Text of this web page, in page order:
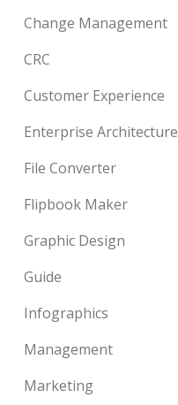
Change Management
CRC
Customer Experience
Enterprise Architecture
File Converter
Flipbook Maker
Graphic Design
Guide
Infographics
Management
Marketing